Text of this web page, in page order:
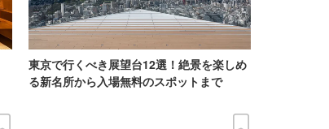
東京で行くべき展望台12選！絶景を楽しめ
る新名所から入場無料のスポットまで